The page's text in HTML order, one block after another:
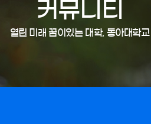
커뮤니티
열린 미래 꿈이있는 대학, 동아대학교